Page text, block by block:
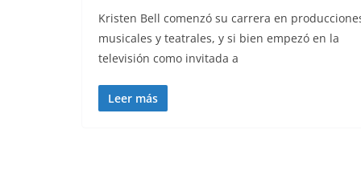
Kristen Bell comenzó su carrera en
musicales y teatrales, y si bien empezó en la
televisión como invitada a
Leer más